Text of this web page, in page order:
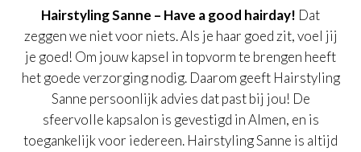
Hairstyling Sanne – Have a good hairday! Dat
zeggen we niet voor niets. Als je haar goed zit, voel jij
je goed! Om jouw kapsel in topvorm te brengen heeft
het goede verzorging nodig. Daarom geeft Hairstyling
Sanne persoonlijk advies dat past bij jou! De
sfeervolle kapsalon is gevestigd in Almen, en is
toegankelijk voor iedereen. Hairstyling Sanne is altijd